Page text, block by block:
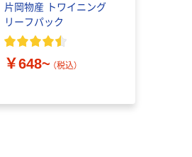
片岡物産 トワイニング
リーフパック
￥648~ （税込）